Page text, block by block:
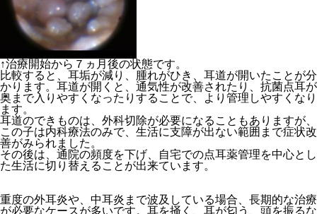
↑治療開始から７ヵ月後の状態です。
比較すると、耳垢が減り、腫れがひき、耳道が開いたことが分
かります。耳道が開くと、通気性が改善されたり、抗菌点耳が
奥まで入りやすくなったりすることで、より管理しやすくなり
ます。
耳道のできものは、外科切除が必要になることもありますが、
この子は内科療法のみで、生活に支障が出ない範囲まで症状改
善がみられました。
その後は、通院の頻度を下げ、自宅での点耳薬管理を中心とし
た生活に切り替えることが出来ています。
重度の外耳炎や、中耳炎まで波及している場合、長期的な治療
が必要なケースが多いです。耳を掻く、耳が匂う、頭を振るな